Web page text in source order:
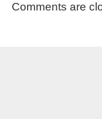
Comments are